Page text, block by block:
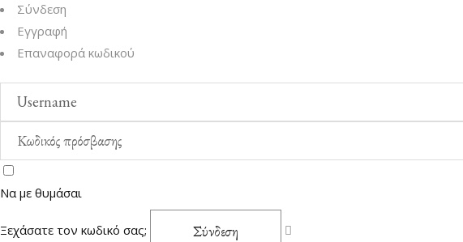
Σύνδεση
Εγγραφή
Επαναφορά κωδικού
Να με θυμάσαι
Ξεχάσατε τον κωδικό σας; Σύνδεση